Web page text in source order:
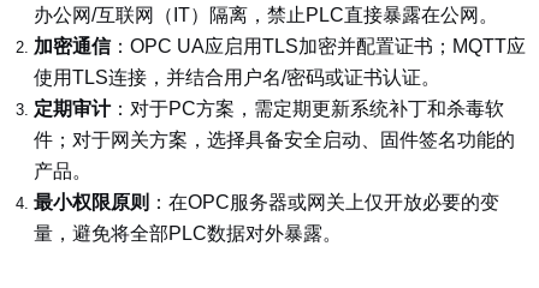
办公网/互联网（IT）隔离，禁止PLC直接暴露在公网。
加密通信： OPC UA应启用TLS加密并配置证书；MQTT应
使用TLS连接，并结合用户名/密码或证书认证。
定期审计： 对于PC方案，需定期更新系统补丁和杀毒软
件；对于网关方案，选择具备安全启动、固件签名功能的
产品。
最小权限原则 ： 在OPC服务器或网关上仅开放必要的变
量，避免将全部PLC数据对外暴露。